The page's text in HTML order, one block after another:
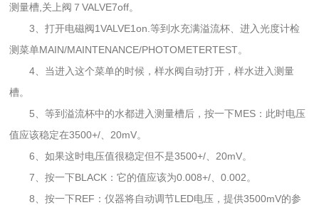
测量槽,关上阀７VALVE7off。
3、打开电磁阀1VALVE1on.等到水充满溢流杯、进入光度计检
测菜单MAIN/MAINTENANCE/PHOTOMETERTEST。
4、当进入这个菜单的时候，样水阀自动打开，样水进入测量
槽。
5、等到溢流杯中的水都进入测量槽后，按一下MES：此时电压
值应该稳定在3500+/、20mV。
6、如果这时电压值很稳定但不是3500+/、20mV。
7、按一下BLACK：它的值应该为0.008+/、0.002。
8、按一下REF：仪器将自动调节LED电压，提供3500mV的参